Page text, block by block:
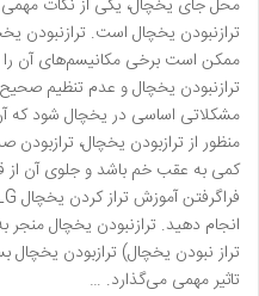
محل جای یخچال، یکی از نکات مهمی
ترازنبودن یخچال است. ترازنبودن
ممکن است برخی مکانیسم‌های آن
ترازنبودن یخچال و عدم تنظیم
مشکلاتی اساسی در یخچال شود که
منظور از ترازبودن یخچال،
کمی به عقب خم باشد و جلوی آن از
انجام دهید. ترازنبودن یخچال
تراز نبودن یخچال) ترازبودن
تاثیر مهمی می‌گذارد. …